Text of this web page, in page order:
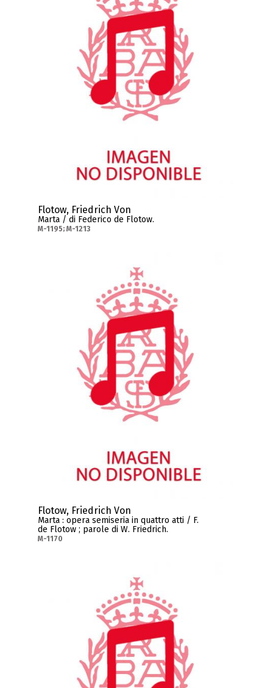
Flotow, Friedrich Von
Marta / di Federico de Flotow.
M-1195; M-1213
Flotow, Friedrich Von
Marta : opera semiseria in quattro atti / F.
de Flotow ; parole di W. Friedrich.
M-1170